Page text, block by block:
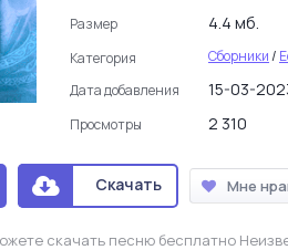
Размер 4.4 мб.
Категория Сборники/
Дата добавления
15-03-
Просмотры 2 310
Скачать Мне
скачать песню бесплатно